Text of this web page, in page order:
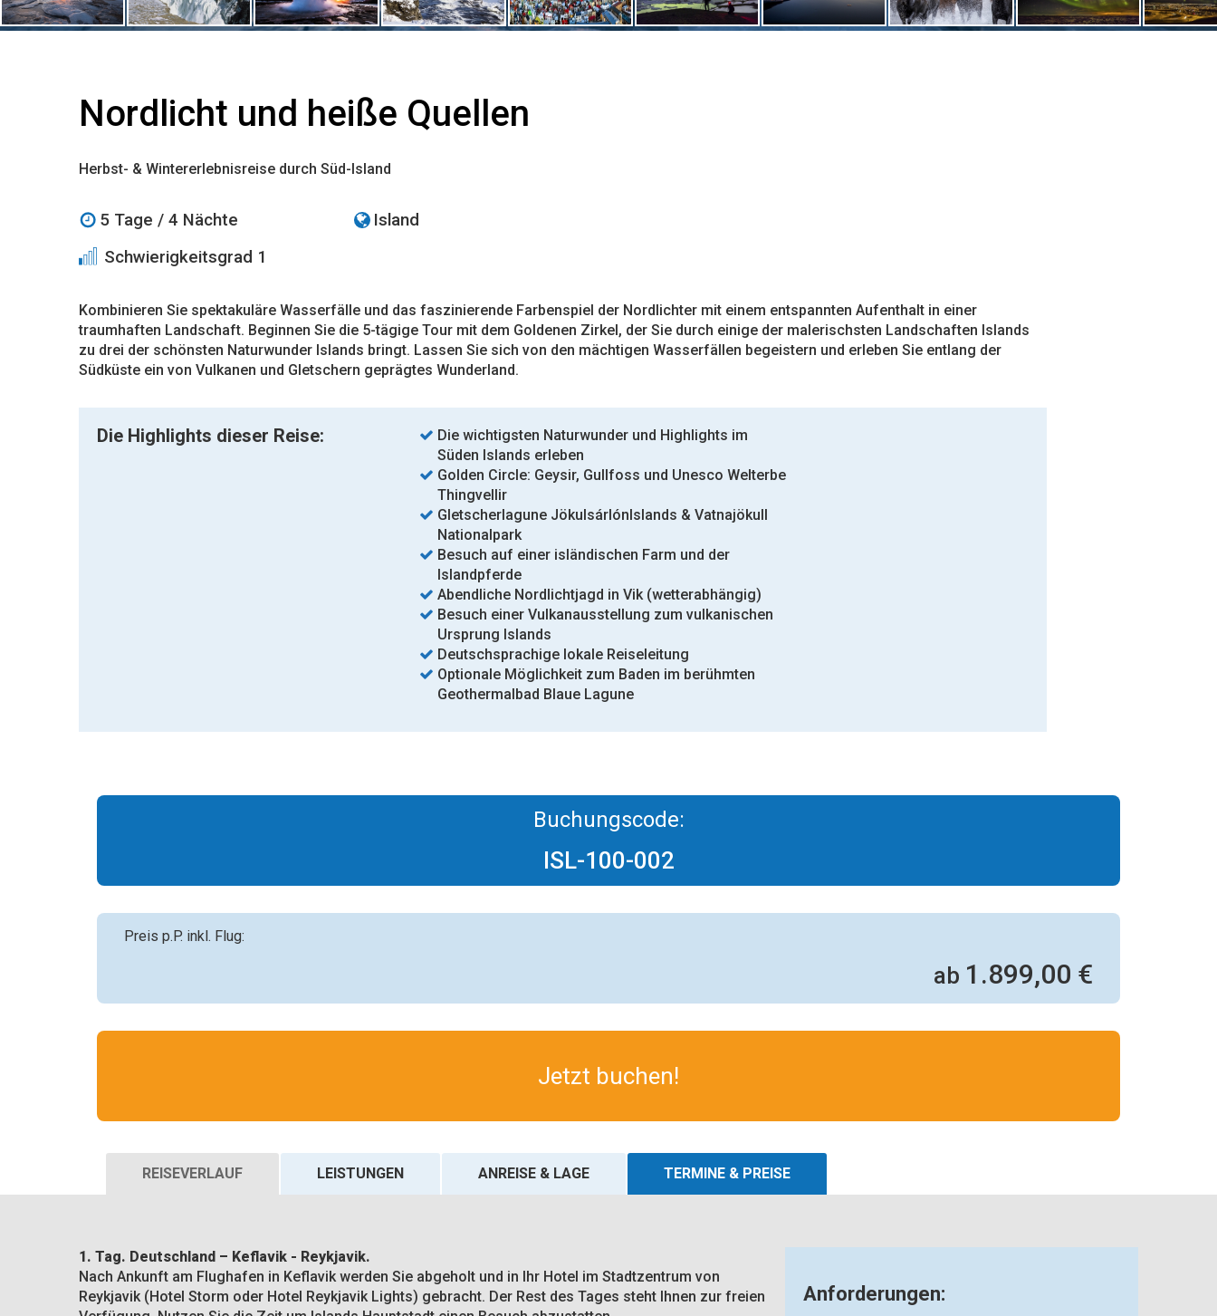
Nordlicht und heiße Quellen
Herbst- & Wintererlebnisreise durch Süd-Island
5 Tage / 4 Nächte
Island
Schwierigkeitsgrad 1
Kombinieren Sie spektakuläre Wasserfälle und das faszinierende Farbenspiel der Nordlichter mit einem entspannten Aufenthalt in einer
traumhaften Landschaft. Beginnen Sie die 5-tägige Tour mit dem Goldenen Zirkel, der Sie durch einige der malerischsten Landschaften Islands
zu drei der schönsten Naturwunder Islands bringt. Lassen Sie sich von den mächtigen Wasserfällen begeistern und erleben Sie entlang der
Südküste ein von Vulkanen und Gletschern geprägtes Wunderland.
Die Highlights dieser Reise:
Die wichtigsten Naturwunder und Highlights im
Süden Islands erleben
Golden Circle: Geysir, Gullfoss und Unesco Welterbe
Thingvellir
Gletscherlagune JökulsárlónIslands & Vatnajökull
Nationalpark
Besuch auf einer isländischen Farm und der
Islandpferde
Abendliche Nordlichtjagd in Vik (wetterabhängig)
Besuch einer Vulkanausstellung zum vulkanischen
Ursprung Islands
Deutschsprachige lokale Reiseleitung
Optionale Möglichkeit zum Baden im berühmten
Geothermalbad Blaue Lagune
Buchungscode:
ISL-100-002
Preis p.P. inkl. Flug:
ab 1.899,00 €
Jetzt buchen!
REISEVERLAUF LEISTUNGEN ANREISE & LAGE TERMINE & PREISE
1. Tag. Deutschland – Keflavik - Reykjavik.
Nach Ankunft am Flughafen in Keflavik werden Sie abgeholt und in Ihr Hotel im Stadtzentrum von
Reykjavik (Hotel Storm oder Hotel Reykjavik Lights) gebracht. Der Rest des Tages steht Ihnen zur freien
Anforderungen: